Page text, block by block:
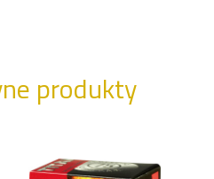
produkty